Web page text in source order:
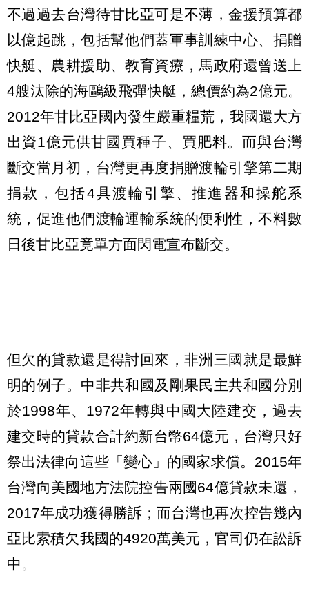
不過過去台灣待甘比亞可是不薄，金援預算都
以億起跳，包括幫他們蓋軍事訓練中心、捐贈
快艇、農耕援助、教育資療，馬政府還曾送上
4艘汰除的海鷗級飛彈快艇，總價約為2億元。
2012年甘比亞國內發生嚴重糧荒，我國還大方
出資1億元供甘國買種子、買肥料。而與台灣
斷交當月初，台灣更再度捐贈渡輪引擎第二期
捐款，包括4具渡輪引擎、推進器和操舵系
統，促進他們渡輪運輸系統的便利性，不料數
日後甘比亞竟單方面閃電宣布斷交。
但欠的貸款還是得討回來，非洲三國就是最鮮
明的例子。中非共和國及剛果民主共和國分別
於1998年、1972年轉與中國大陸建交，過去
建交時的貸款合計約新台幣64億元，台灣只好
祭出法律向這些「變心」的國家求償。2015年
台灣向美國地方法院控告兩國64億貸款未還，
2017年成功獲得勝訴；而台灣也再次控告幾內
亞比索積欠我國的4920萬美元，官司仍在訟訴
中。